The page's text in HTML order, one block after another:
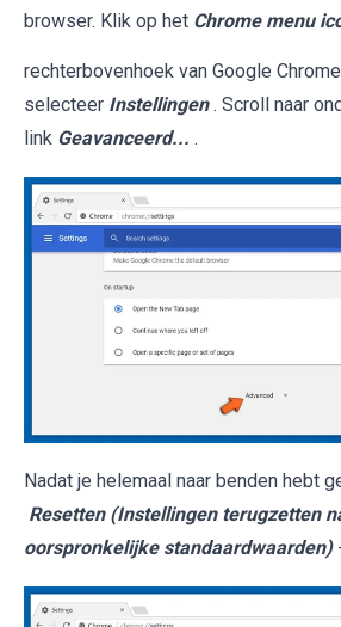
browser. Klik op het Chrome menu
rechterbovenhoek van Google
selecteer Instellingen . Scroll naar
link Geavanceerd... .
Nadat je helemaal naar benden hebt
Resetten (Instellingen terugzetten
oorspronkelijke standaardwaarden)